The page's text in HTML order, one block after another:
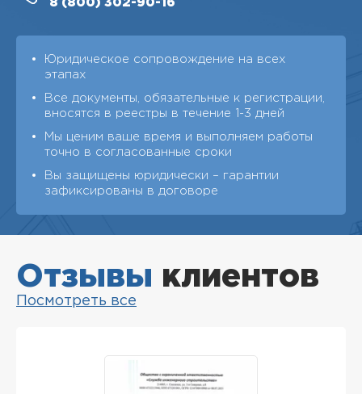
8 (800) 302-90-16
Юридическое сопровождение на всех
этапах
Все документы, обязательные к регистрации,
вносятся в реестры в течение 1-3 дней
Мы ценим ваше время и выполняем работы
точно в согласованные сроки
Вы защищены юридически – гарантии
зафиксированы в договоре
Отзывы клиентов
Посмотреть все